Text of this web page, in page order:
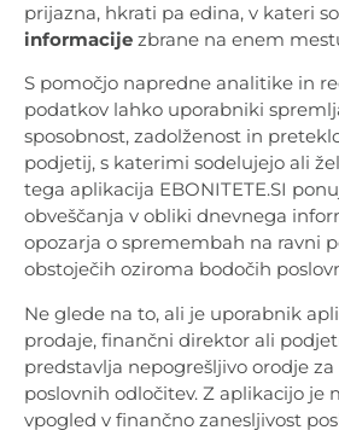
prijazna, hkrati pa edina, v kateri so
informacije zbrane na enem
S pomočjo napredne analitike in
podatkov lahko uporabniki
sposobnost, zadolženost in
podjetij, s katerimi sodelujejo ali
tega aplikacija EBONITETE.SI
obveščanja v obliki dnevnega
opozarja o spremembah na ravni
obstoječih oziroma bodočih
Ne glede na to, ali je uporabnik
prodaje, finančni direktor ali
predstavlja nepogrešljivo orodje
poslovnih odločitev. Z aplikacijo je
vpogled v finančno zanesljivost